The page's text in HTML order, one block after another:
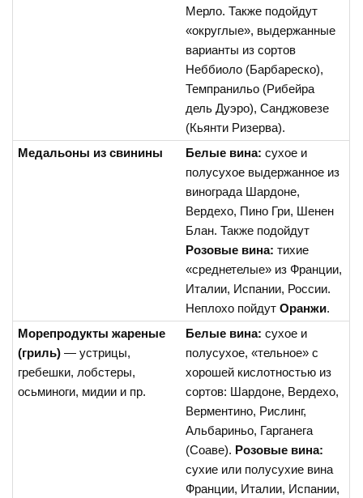
Мерло. Также подойдут
«округлые», выдержанные
варианты из сортов
Неббиоло (Барбареско),
Темпранильо (Рибейра
дель Дуэро), Санджовезе
(Кьянти Ризерва).
Медальоны из свинины
Белые вина: сухое и
полусухое выдержанное из
винограда Шардоне,
Вердехо, Пино Гри, Шенен
Блан. Также подойдут
Розовые вина: тихие
«среднетелые» из Франции,
Италии, Испании, России.
Неплохо пойдутОранжи.
Морепродукты жареные
(гриль) — устрицы,
гребешки, лобстеры,
осьминоги, мидии и пр.
Белые вина: сухое и
полусухое, «тельное» с
хорошей кислотностью из
сортов: Шардоне, Вердехо,
Верментино, Рислинг,
Альбариньо, Гарганега
(Соаве). Розовые вина:
сухие или полусухие вина
Франции, Италии, Испании,